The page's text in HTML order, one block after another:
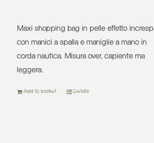
Maxi shopping bag in pelle effetto
con manici a spalla e maniglie a mano in
corda nautica. Misura over, capiente ma
leggera.
Add to basket Details